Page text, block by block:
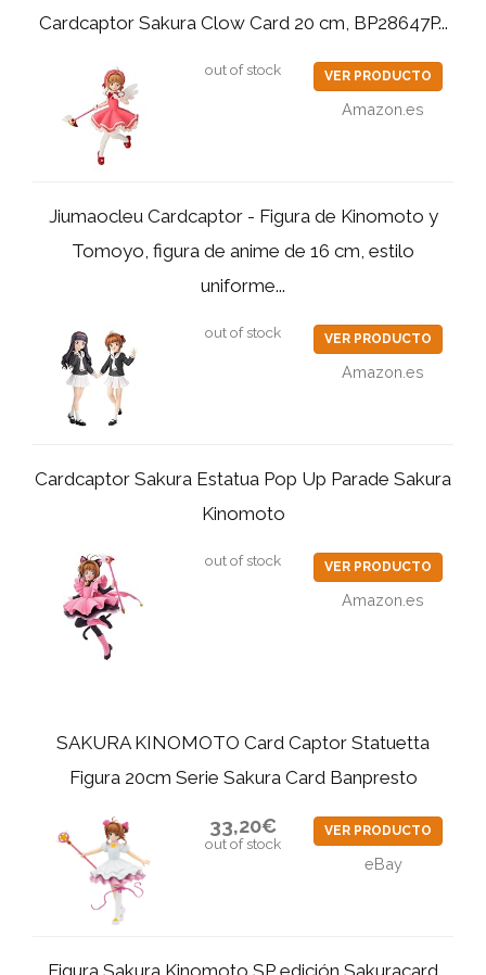
Cardcaptor Sakura Clow Card 20 cm, BP28647P...
out of stock VER PRODUCTO
Amazon.es
Jiumaocleu Cardcaptor - Figura de Kinomoto y
Tomoyo, figura de anime de 16 cm, estilo
uniforme...
out of stock VER PRODUCTO
Amazon.es
Cardcaptor Sakura Estatua Pop Up Parade Sakura
Kinomoto
out of stock VER PRODUCTO
Amazon.es
SAKURA KINOMOTO Card Captor Statuetta
Figura 20cm Serie Sakura Card Banpresto
33,20€
out of stock
VER PRODUCTO
eBay
Figura Sakura Kinomoto SP edición Sakuracard